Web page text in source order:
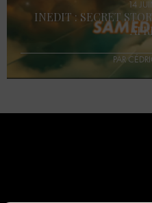
14
INEDIT : SECRET
PAR